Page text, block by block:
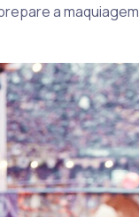
a maquiagem